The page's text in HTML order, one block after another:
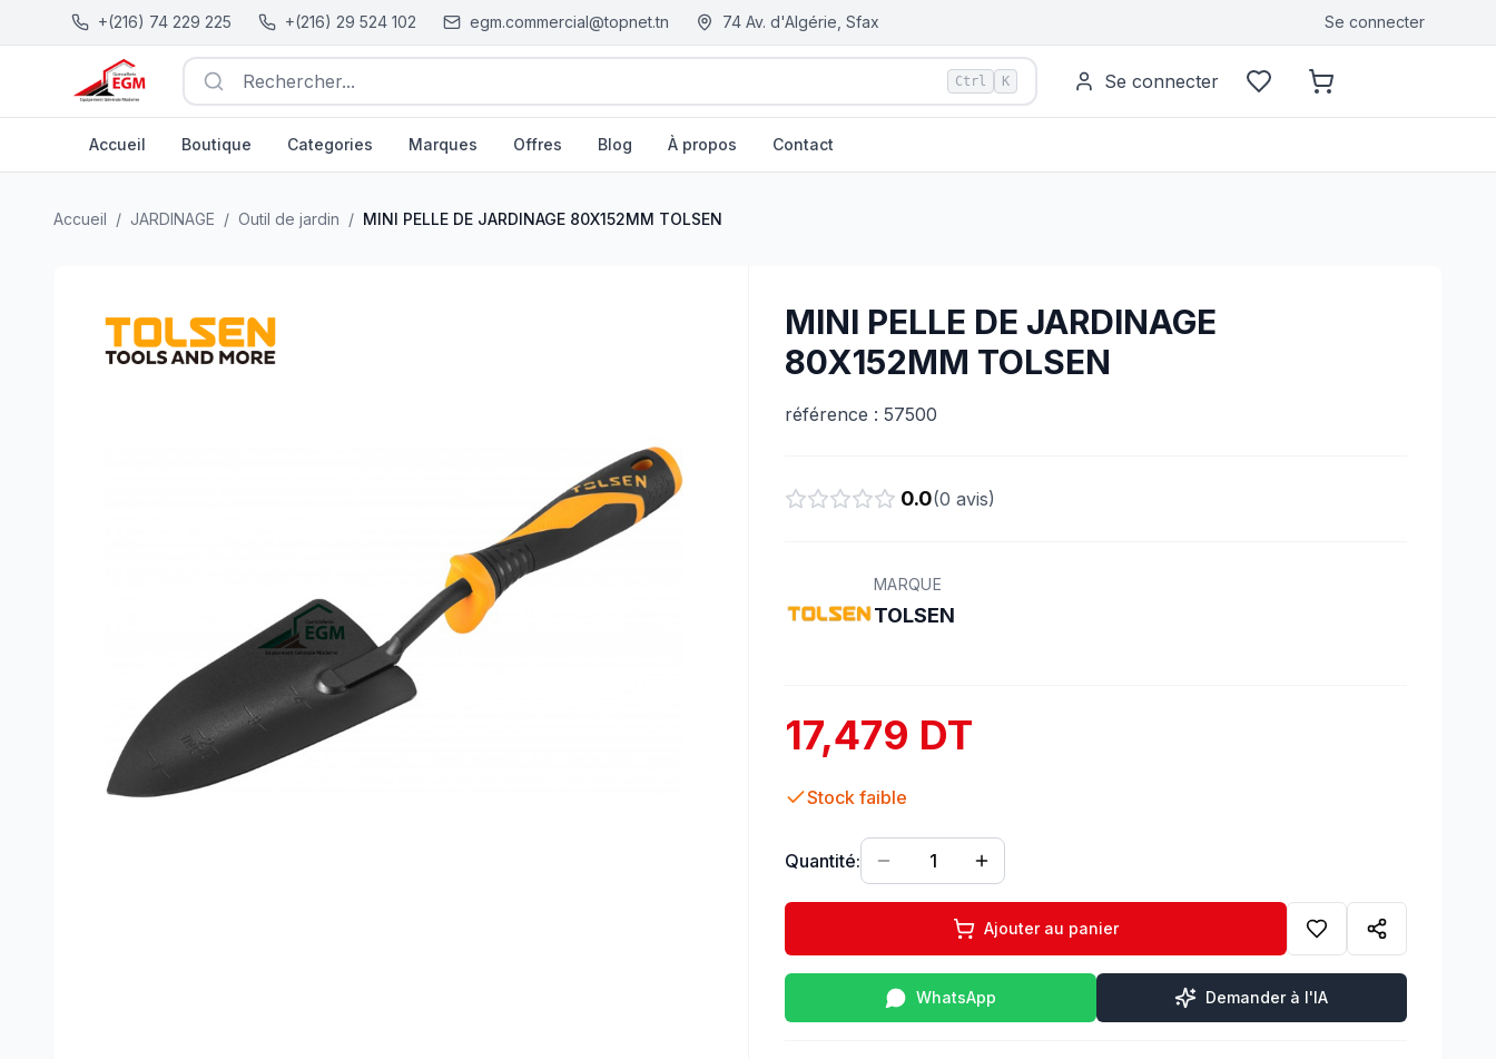
+(216) 74 229 225 +(216) 29 524 102 egm.commercial@topnet.tn 74 Av. d'Algérie, Sfax Se connecter
Rechercher... Ctrl K Se connecter
Accueil Boutique Categories Marques Offres Blog À propos Contact
Accueil / JARDINAGE / Outil de jardin / MINI PELLE DE JARDINAGE 80X152MM TOLSEN
MINI PELLE DE JARDINAGE
80X152MM TOLSEN
référence : 57500
0.0(0 avis)
MARQUE
TOLSEN
17,479 DT
Stock faible
Quantité: 1
Ajouter au panier
WhatsApp Demander à l'IA